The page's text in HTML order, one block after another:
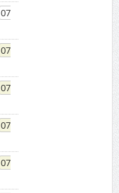
07
07
07
07
07